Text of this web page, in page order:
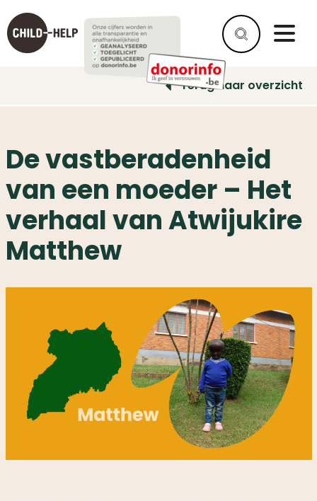
Terug naar overzicht
De vastberadenheid
van een moeder – Het
verhaal van Atwijukire
Matthew